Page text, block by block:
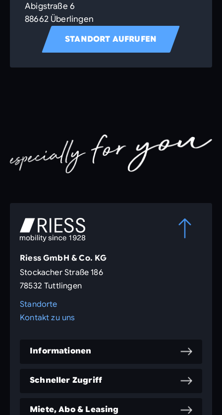
Abigstraße 6
88662 Überlingen
STANDORT AUFRUFEN
Riess GmbH & Co. KG
Stockacher Straße 186
78532 Tuttlingen
Standorte
Kontakt zu uns
Informationen
Schneller Zugriff
Miete, Abo & Leasing